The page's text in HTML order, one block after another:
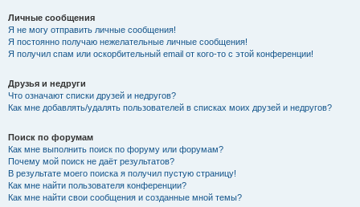
Личные сообщения
Я не могу отправить личные сообщения!
Я постоянно получаю нежелательные личные сообщения!
Я получил спам или оскорбительный email от кого-то с этой конференции!
Друзья и недруги
Что означают списки друзей и недругов?
Как мне добавлять/удалять пользователей в списках моих друзей и недругов?
Поиск по форумам
Как мне выполнить поиск по форуму или форумам?
Почему мой поиск не даёт результатов?
В результате моего поиска я получил пустую страницу!
Как мне найти пользователя конференции?
Как мне найти свои сообщения и созданные мной темы?